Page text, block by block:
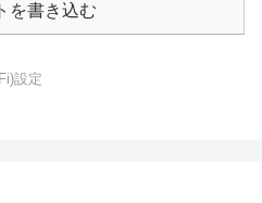
を書き込む
設定